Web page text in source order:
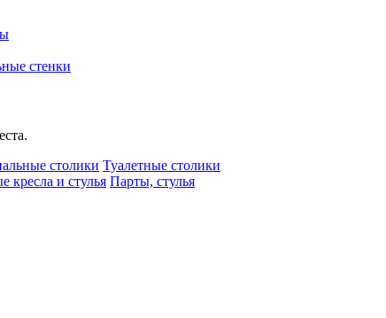
стенки
столики Туалетные столики
кресла и стулья Парты, стулья